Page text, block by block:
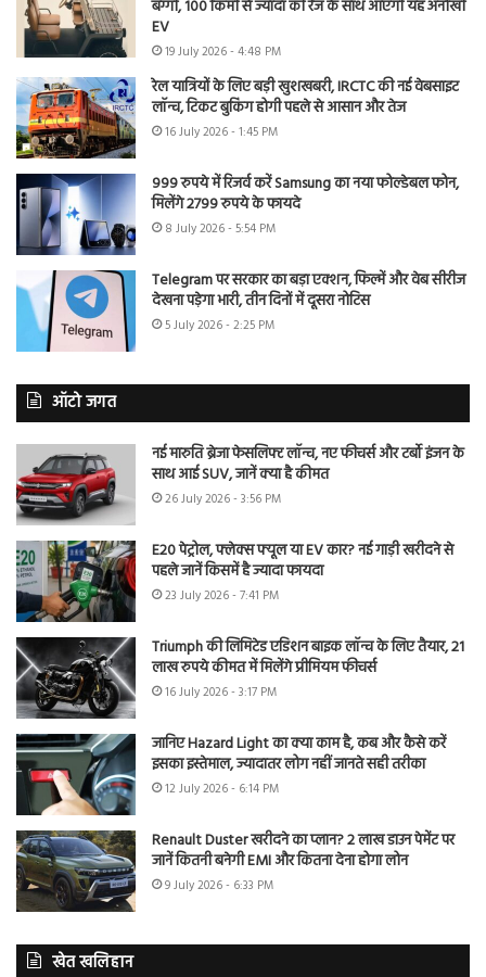
बग्गी, 100 किमी से ज्यादा की रेंज के साथ आएगी यह अनोखी
EV
19 July 2026 - 4:48 PM
रेल यात्रियों के लिए बड़ी खुशखबरी, IRCTC की नई वेबसाइट
लॉन्च, टिकट बुकिंग होगी पहले से आसान और तेज
16 July 2026 - 1:45 PM
999 रुपये में रिजर्व करें Samsung का नया फोल्डेबल फोन,
मिलेंगे 2799 रुपये के फायदे
8 July 2026 - 5:54 PM
Telegram पर सरकार का बड़ा एक्शन, फिल्में और वेब सीरीज
देखना पड़ेगा भारी, तीन दिनों में दूसरा नोटिस
5 July 2026 - 2:25 PM
ऑटो जगत
नई मारुति ब्रेजा फेसलिफ्ट लॉन्च, नए फीचर्स और टर्बो इंजन के
साथ आई SUV, जानें क्या है कीमत
26 July 2026 - 3:56 PM
E20 पेट्रोल, फ्लेक्स फ्यूल या EV कार? नई गाड़ी खरीदने से
पहले जानें किसमें है ज्यादा फायदा
23 July 2026 - 7:41 PM
Triumph की लिमिटेड एडिशन बाइक लॉन्च के लिए तैयार, 21
लाख रुपये कीमत में मिलेंगे प्रीमियम फीचर्स
16 July 2026 - 3:17 PM
जानिए Hazard Light का क्या काम है, कब और कैसे करें
इसका इस्तेमाल, ज्यादातर लोग नहीं जानते सही तरीका
12 July 2026 - 6:14 PM
Renault Duster खरीदने का प्लान? 2 लाख डाउन पेमेंट पर
जानें कितनी बनेगी EMI और कितना देना होगा लोन
9 July 2026 - 6:33 PM
खेत खलिहान